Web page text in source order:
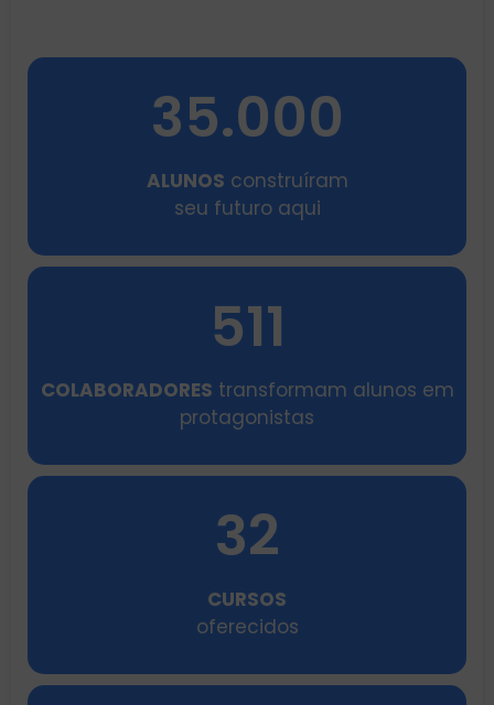
35.000
ALUNOS construíram
seu futuro aqui
511
COLABORADORES transformam alunos em
protagonistas
32
CURSOS
oferecidos